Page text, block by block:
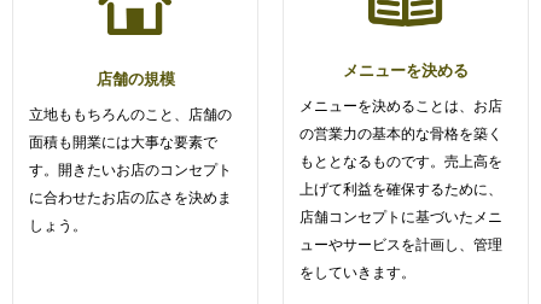
店舗の規模
立地ももちろんのこと、店舗の
面積も開業には大事な要素で
す。開きたいお店のコンセプト
に合わせたお店の広さを決めま
しょう。
メニューを決める
メニューを決めることは、お店
の営業力の基本的な骨格を築く
もととなるものです。売上高を
上げて利益を確保するために、
店舗コンセプトに基づいたメニ
ューやサービスを計画し、管理
をしていきます。